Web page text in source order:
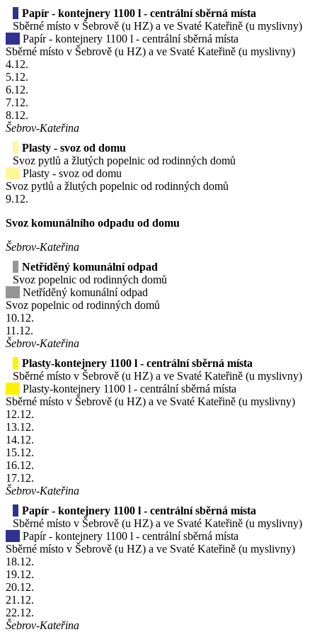
Papír - kontejnery 1100 l - centrální sběrná místa
Sběrné místo v Šebrově (u HZ) a ve Svaté Kateřině (u myslivny)
Papír - kontejnery 1100 l - centrální sběrná místa
Sběrné místo v Šebrově (u HZ) a ve Svaté Kateřině (u myslivny)
4.12.
5.12.
6.12.
7.12.
8.12.
Šebrov-Kateřina
Plasty - svoz od domu
Svoz pytlů a žlutých popelnic od rodinných domů
Plasty - svoz od domu
Svoz pytlů a žlutých popelnic od rodinných domů
9.12.
Svoz komunálního odpadu od domu
Šebrov-Kateřina
Netříděný komunální odpad
Svoz popelnic od rodinných domů
Netříděný komunální odpad
Svoz popelnic od rodinných domů
10.12.
11 .12.
Šebrov-Kateřina
Plasty-kontejnery 1100 l - centrální sběrná místa
Sběrné místo v Šebrově (u HZ) a ve Svaté Kateřině (u myslivny)
Plasty-kontejnery 1100 l - centrální sběrná místa
Sběrné místo v Šebrově (u HZ) a ve Svaté Kateřině (u myslivny)
12.12.
13.12.
14.12.
15.12.
16.12.
17.12.
Šebrov-Kateřina
Papír - kontejnery 1100 l - centrální sběrná místa
Sběrné místo v Šebrově (u HZ) a ve Svaté Kateřině (u myslivny)
Papír - kontejnery 1100 l - centrální sběrná místa
Sběrné místo v Šebrově (u HZ) a ve Svaté Kateřině (u myslivny)
18.12.
19.12.
20.12.
21 .12.
22.12.
Šebrov-Kateřina